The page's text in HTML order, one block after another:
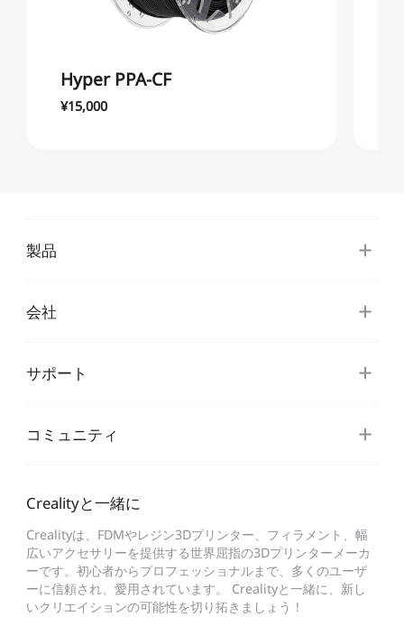
Hyper PPA-CF
¥15,000
製品
会社
サポート
コミュニティ
Crealityと一緒に
Crealityは、FDMやレジン3Dプリンター、フィラメント、幅
広いアクセサリーを提供する世界屈指の3Dプリンターメーカ
ーです。初心者からプロフェッショナルまで、多くのユーザ
ーに信頼され、愛用されています。 Crealityと一緒に、新し
いクリエイションの可能性を切り拓きましょう！